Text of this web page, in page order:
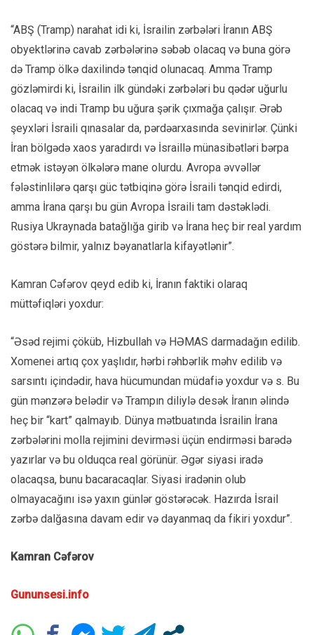
“ABŞ (Tramp) narahat idi ki, İsrailin zərbələri İranın ABŞ
obyektlərinə cavab zərbələrinə səbəb olacaq və buna görə
də Tramp ölkə daxilində tənqid olunacaq. Amma Tramp
gözləmirdi ki, İsrailin ilk gündəki zərbələri bu qədər uğurlu
olacaq və indi Tramp bu uğura şərik çıxmağa çalışır. Ərəb
şeyxləri İsraili qınasalar da, pərdəarxasında sevinirlər. Çünki
İran bölgədə xaos yaradırdı və İsraillə münasibətləri bərpa
etmək istəyən ölkələrə mane olurdu. Avropa əvvəllər
fələstinlilərə qarşı güc tətbiqinə görə İsraili tənqid edirdi,
amma İrana qarşı bu gün Avropa İsraili tam dəstəklədi.
Rusiya Ukraynada batağlığa girib və İrana heç bir real yardım
göstərə bilmir, yalnız bəyanatlarla kifayətlənir”.
Kamran Cəfərov qeyd edib ki, İranın faktiki olaraq
müttəfiqləri yoxdur:
“Əsəd rejimi çöküb, Hizbullah və HƏMAS darmadağın edilib.
Xomenei artıq çox yaşlıdır, hərbi rəhbərlik məhv edilib və
sarsıntı içindədir, hava hücumundan müdafiə yoxdur və s. Bu
gün mənzərə belədir və Trampın diliylə desək İranın əlində
heç bir “kart” qalmayıb. Dünya mətbuatında İsrailin İrana
zərbələrini molla rejimini devirməsi üçün endirməsi barədə
yazırlar və bu olduqca real görünür. Əgər siyasi iradə
olacaqsa, bunu bacaracaqlar. Siyasi iradənin olub
olmayacağını isə yaxın günlər göstərəcək. Hazırda İsrail
zərbə dalğasına davam edir və dayanmaq da fikiri yoxdur”.
Kamran Cəfərov
Gununsesi.info